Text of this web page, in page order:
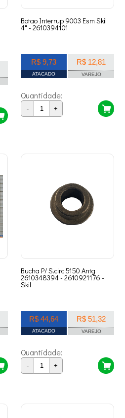
Botao Interrup 9003 Esm Skil
4" - 2610394101
R$ 9,73
ATACADO
R$ 12,81
VAREJO
Quantidade:
- +
Bucha P/ S.circ 5150 Antg
2610348394 - 2610921176 -
Skil
R$ 44,64
ATACADO
R$ 51,32
VAREJO
Quantidade:
- +